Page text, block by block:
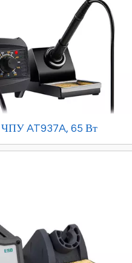
ЧПУ AT937A, 65 Вт